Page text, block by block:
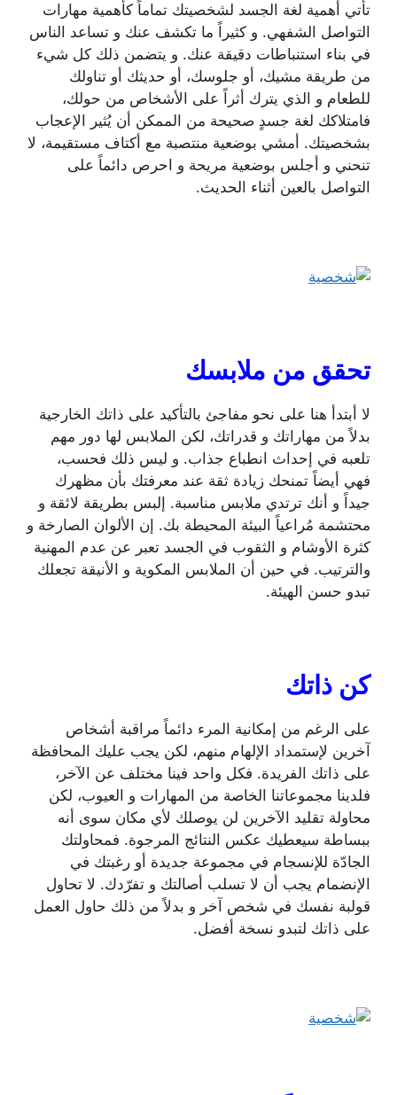
تأتي أهمية لغة الجسد لشخصيتك تماماً كأهمية مهارات
التواصل الشفهي. و كثيراً ما تكشف عنك و تساعد الناس
في بناء استنباطات دقيقة عنك. و يتضمن ذلك كل شيء
من طريقة مشيك، أو جلوسك، أو حديثك أو تناولك
للطعام و الذي يترك أثراً على الأشخاص من حولك،
فامتلاكك لغة جسدٍ صحيحة من الممكن أن يُثير الإعجاب
بشخصيتك. أمشي بوضعية منتصبة مع أكتاف مستقيمة، لا
تنحني و أجلس بوضعية مريحة و احرص دائماً على
التواصل بالعين أثناء الحديث.
تحقق من ملابسك
لا أبتدأ هنا على نحو مفاجئ بالتأكيد على ذاتك الخارجية
بدلاً من مهاراتك و قدراتك، لكن الملابس لها دور مهم
تلعبه في إحداث انطباع جذاب. و ليس ذلك فحسب،
فهي أيضاً تمنحك زيادة ثقة عند معرفتك بأن مظهرك
جيداً و أنك ترتدي ملابس مناسبة. إلبس بطريقة لائقة و
محتشمة مُراعياً البيئة المحيطة بك. إن الألوان الصارخة و
كثرة الأوشام و الثقوب في الجسد تعبر عن عدم المهنية
والترتيب. في حين أن الملابس المكوية و الأنيقة تجعلك
تبدو حسن الهيئة.
كن ذاتك
على الرغم من إمكانية المرء دائماً مراقبة أشخاص
آخرين لإستمداد الإلهام منهم، لكن يجب عليك المحافظة
على ذاتك الفريدة. فكل واحد فينا مختلف عن الآخر،
فلدينا مجموعاتنا الخاصة من المهارات و العيوب، لكن
محاولة تقليد الآخرين لن يوصلك لأي مكان سوى أنه
ببساطة سيعطيك عكس النتائج المرجوة. فمحاولتك
الجادّة للإنسجام في مجموعة جديدة أو رغبتك في
الإنضمام يجب أن لا تسلب أصالتك و تفرّدك. لا تحاول
قولبة نفسك في شخص آخر و بدلاً من ذلك حاول العمل
على ذاتك لتبدو نسخة أفضل.